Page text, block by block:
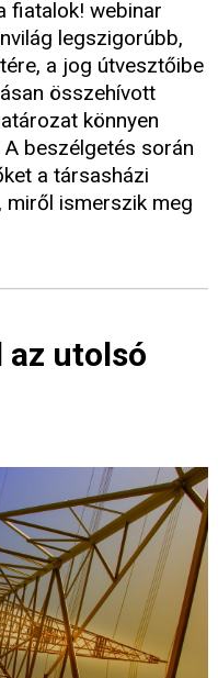
fiatalok! webinar
legszigorúbb,
a jog útvesztőibe
összehívott
könnyen
beszélgetés során
a társasházi
miről ismerszik meg
az utolsó